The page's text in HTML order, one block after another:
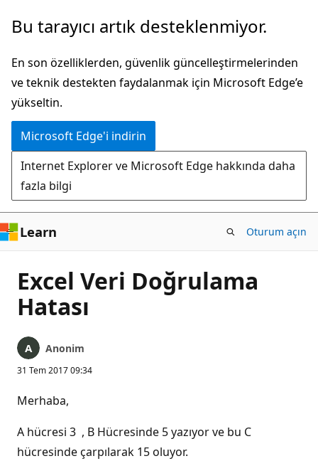
Ana
atla
Bu tarayıcı artık desteklenmiyor.
En son özelliklerden, güvenlik güncelleştirmelerinden
ve teknik destekten faydalanmak için Microsoft Edge’e
yükseltin.
Microsoft Edge'i indirin
Internet Explorer ve Microsoft Edge hakkında daha
fazla bilgi
Learn Oturum açın
Excel Veri Doğrulama
Hatası
Anonim
31 Tem 2017 09:34
Merhaba,
A hücresi 3 , B Hücresinde 5 yazıyor ve bu C
hücresinde çarpılarak 15 oluyor.